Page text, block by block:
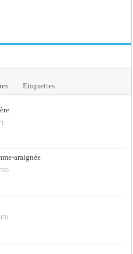
Etiquettes
araignée